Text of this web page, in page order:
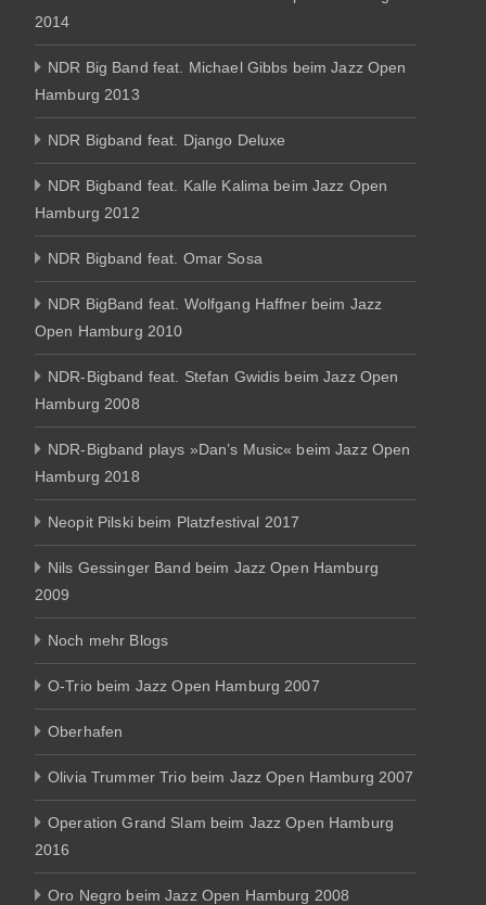
2014
NDR Big Band feat. Michael Gibbs beim Jazz Open
Hamburg 2013
NDR Bigband feat. Django Deluxe
NDR Bigband feat. Kalle Kalima beim Jazz Open
Hamburg 2012
NDR Bigband feat. Omar Sosa
NDR BigBand feat. Wolfgang Haffner beim Jazz
Open Hamburg 2010
NDR-Bigband feat. Stefan Gwidis beim Jazz Open
Hamburg 2008
NDR-Bigband plays »Dan’s Music« beim Jazz Open
Hamburg 2018
Neopit Pilski beim Platzfestival 2017
Nils Gessinger Band beim Jazz Open Hamburg
2009
Noch mehr Blogs
O-Trio beim Jazz Open Hamburg 2007
Oberhafen
Olivia Trummer Trio beim Jazz Open Hamburg 2007
Operation Grand Slam beim Jazz Open Hamburg
2016
Oro Negro beim Jazz Open Hamburg 2008